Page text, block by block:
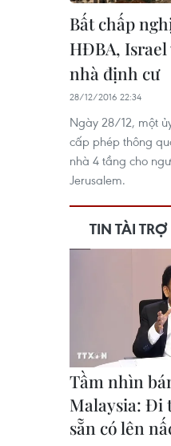
Bất chấp
HĐBA, Israel
nhà định cư
28/12/2016 22:34
Ngày 28/12, một
cấp phép thông
nhà 4 tầng cho
Jerusalem.